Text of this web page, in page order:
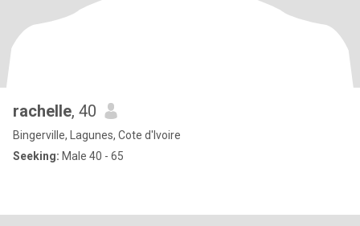
rachelle, 40
Bingerville, Lagunes, Cote d'Ivoire
Seeking: Male 40 - 65